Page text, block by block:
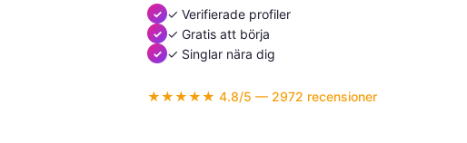
✓ Verifierade profiler
✓ Gratis att börja
✓ Singlar nära dig
★★★★★ 4.8/5 — 2972 recensioner